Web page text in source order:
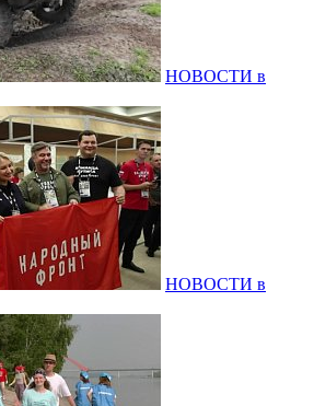
НОВОСТИ в
НОВОСТИ в